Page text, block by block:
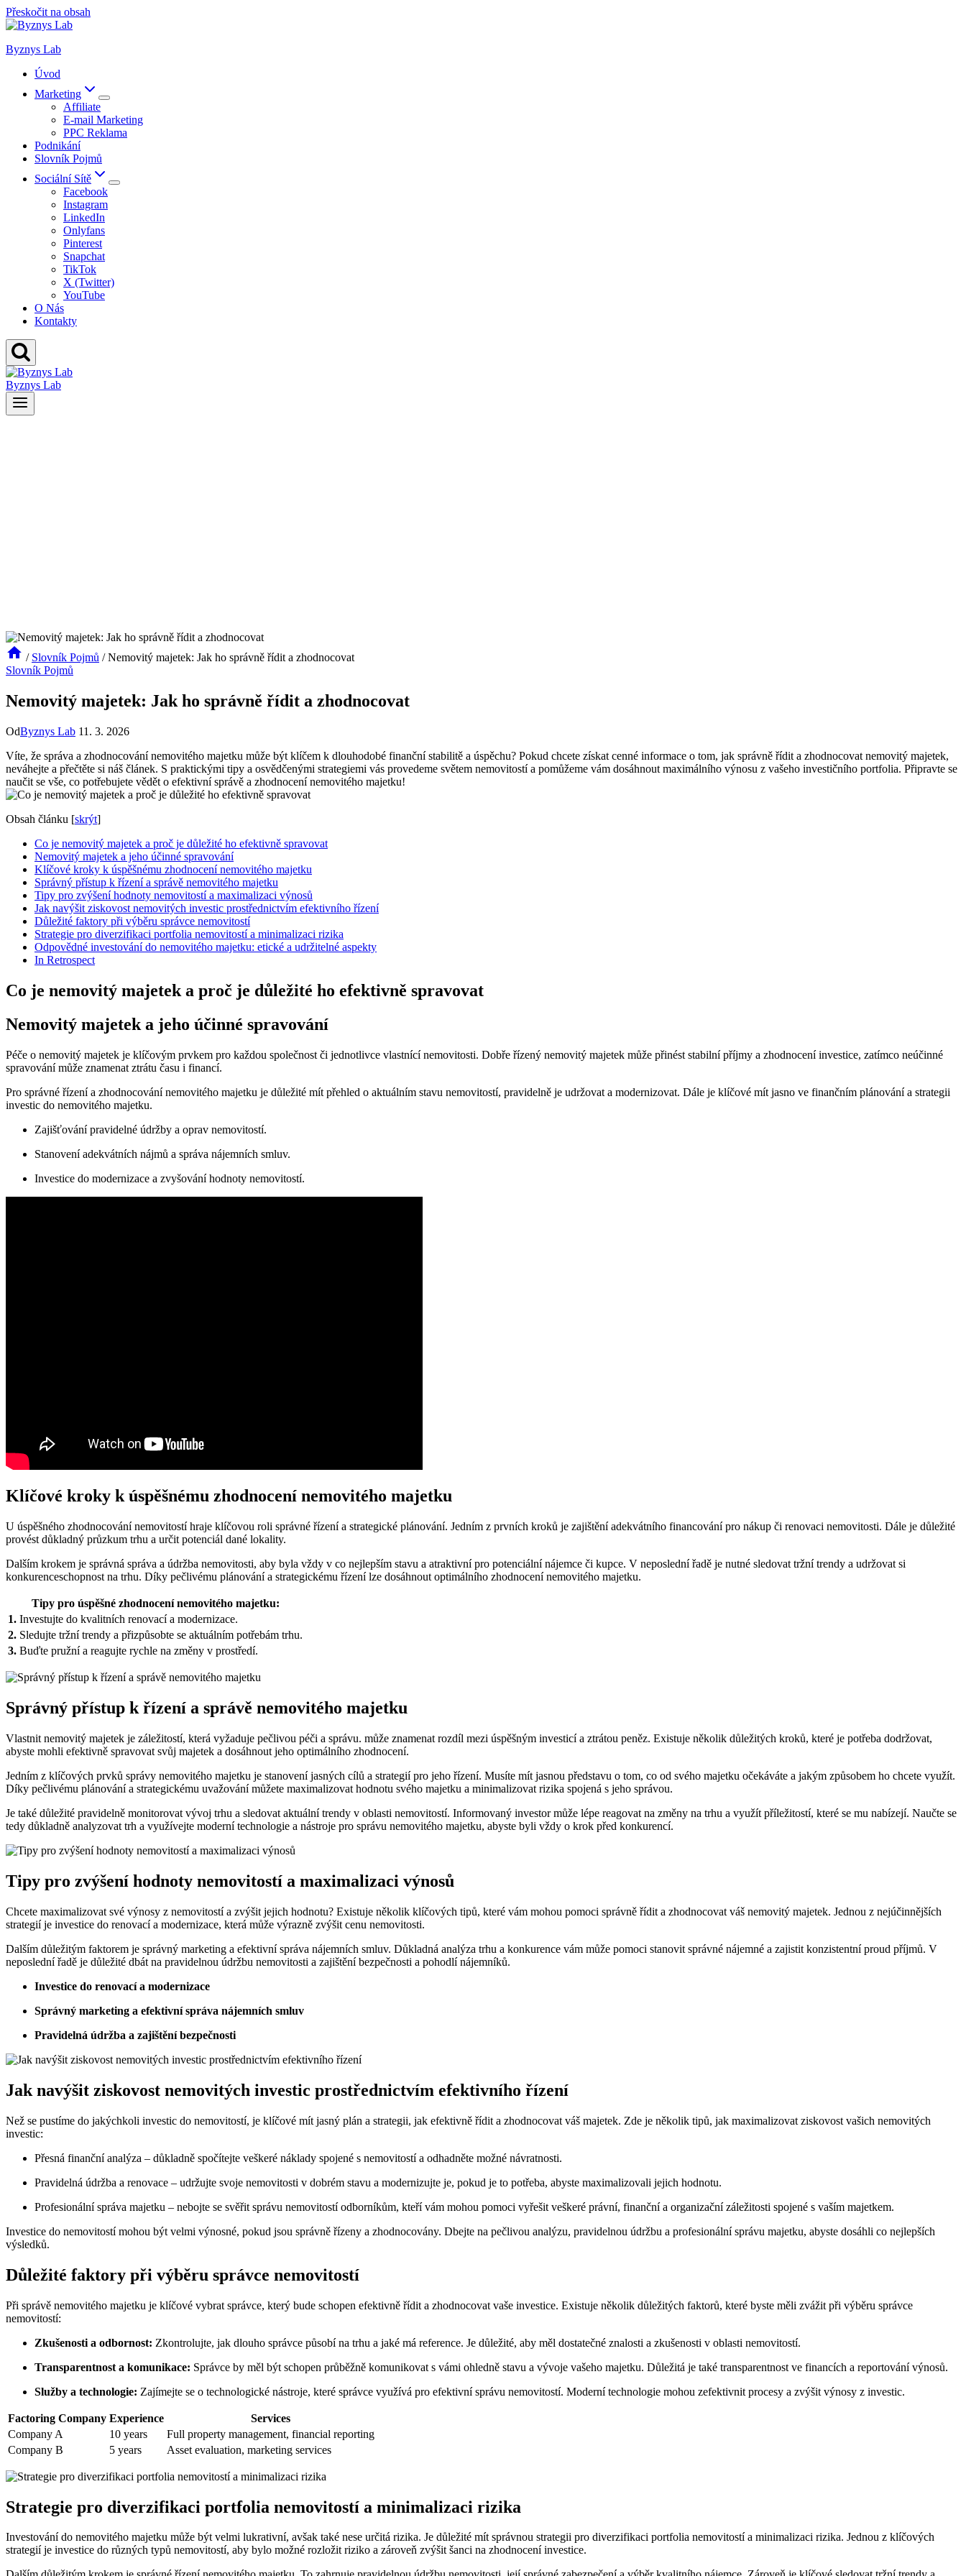
Přeskočit na obsah
Byznys Lab
Úvod
Marketing
Affiliate
E-mail Marketing
PPC Reklama
Podnikání
Slovník Pojmů
Sociální Sítě
Facebook
Instagram
LinkedIn
Onlyfans
Pinterest
Snapchat
TikTok
X (Twitter)
YouTube
O Nás
Kontakty
Byznys Lab
/ Slovník Pojmů / Nemovitý majetek: Jak ho správně řídit a zhodnocovat
Slovník Pojmů
Nemovitý majetek: Jak ho správně řídit a zhodnocovat
OdByznys Lab 11. 3. 2026
Víte, že správa a zhodnocování nemovitého majetku může být klíčem k dlouhodobé finanční stabilitě a úspěchu? Pokud chcete získat cenné informace o tom, jak správně řídit a zhodnocovat nemovitý majetek,
neváhejte a přečtěte si náš článek. S praktickými tipy a osvědčenými strategiemi vás provedeme světem nemovitostí a pomůžeme vám dosáhnout maximálního výnosu z vašeho investičního portfolia. Připravte se
naučit se vše, co potřebujete vědět o efektivní správě a zhodnocení nemovitého majetku!
Obsah článku [skrýt]
Co je nemovitý majetek a proč je důležité ho efektivně spravovat
Nemovitý majetek a jeho účinné spravování
Klíčové kroky k úspěšnému zhodnocení nemovitého majetku
Správný přístup k řízení a správě nemovitého majetku
Tipy pro zvýšení hodnoty nemovitostí a maximalizaci výnosů
Jak navýšit ziskovost nemovitých investic prostřednictvím efektivního řízení
Důležité faktory při výběru správce nemovitostí
Strategie pro diverzifikaci portfolia nemovitostí a minimalizaci rizika
Odpovědné investování do nemovitého majetku: etické a udržitelné aspekty
In Retrospect
Co je nemovitý majetek a proč je důležité ho efektivně spravovat
Nemovitý majetek a jeho účinné spravování
Péče o nemovitý majetek je klíčovým prvkem pro každou společnost či jednotlivce vlastnící nemovitosti. Dobře řízený nemovitý majetek může přinést stabilní příjmy a zhodnocení investice, zatímco neúčinné
spravování může znamenat ztrátu času i financí.
Pro správné řízení a zhodnocování nemovitého majetku je důležité mít přehled o aktuálním stavu nemovitostí, pravidelně je udržovat a modernizovat. Dále je klíčové mít jasno ve finančním plánování a strategii
investic do nemovitého majetku.
Zajišťování pravidelné údržby a oprav nemovitostí.
Stanovení adekvátních nájmů a správa nájemních smluv.
Investice do modernizace a zvyšování hodnoty nemovitostí.
Klíčové kroky k úspěšnému zhodnocení nemovitého majetku
U úspěšného zhodnocování nemovitostí hraje klíčovou roli správné řízení a strategické plánování. Jedním z prvních kroků je zajištění adekvátního financování pro nákup či renovaci nemovitosti. Dále je důležité
provést důkladný průzkum trhu a určit potenciál dané lokality.
Dalším krokem je správná správa a údržba nemovitosti, aby byla vždy v co nejlepším stavu a atraktivní pro potenciální nájemce či kupce. V neposlední řadě je nutné sledovat tržní trendy a udržovat si
konkurenceschopnost na trhu. Díky pečlivému plánování a strategickému řízení lze dosáhnout optimálního zhodnocení nemovitého majetku.
Tipy pro úspěšné zhodnocení nemovitého majetku:
1. Investujte do kvalitních renovací a modernizace.
2. Sledujte tržní trendy a přizpůsobte se aktuálním potřebám trhu.
3. Buďte pružní a reagujte rychle na změny v prostředí.
Správný přístup k řízení a správě nemovitého majetku
Vlastnit nemovitý majetek je záležitostí, která vyžaduje pečlivou péči a správu. může znamenat rozdíl mezi úspěšným investicí a ztrátou peněz. Existuje několik důležitých kroků, které je potřeba dodržovat,
abyste mohli efektivně spravovat svůj majetek a dosáhnout jeho optimálního zhodnocení.
Jedním z klíčových prvků správy nemovitého majetku je stanovení jasných cílů a strategií pro jeho řízení. Musíte mít jasnou představu o tom, co od svého majetku očekáváte a jakým způsobem ho chcete využít.
Díky pečlivému plánování a strategickému uvažování můžete maximalizovat hodnotu svého majetku a minimalizovat rizika spojená s jeho správou.
Je také důležité pravidelně monitorovat vývoj trhu a sledovat aktuální trendy v oblasti nemovitostí. Informovaný investor může lépe reagovat na změny na trhu a využít příležitostí, které se mu nabízejí. Naučte se
tedy důkladně analyzovat trh a využívejte moderní technologie a nástroje pro správu nemovitého majetku, abyste byli vždy o krok před konkurencí.
Tipy pro zvýšení hodnoty nemovitostí a maximalizaci výnosů
Chcete maximalizovat své výnosy z nemovitostí a zvýšit jejich hodnotu? Existuje několik klíčových tipů, které vám mohou pomoci správně řídit a zhodnocovat váš nemovitý majetek. Jednou z nejúčinnějších
strategií je investice do renovací a modernizace, která může výrazně zvýšit cenu nemovitosti.
Dalším důležitým faktorem je správný marketing a efektivní správa nájemních smluv. Důkladná analýza trhu a konkurence vám může pomoci stanovit správné nájemné a zajistit konzistentní proud příjmů. V
neposlední řadě je důležité dbát na pravidelnou údržbu nemovitosti a zajištění bezpečnosti a pohodlí nájemníků.
Investice do renovací a modernizace
Správný marketing a efektivní správa nájemních smluv
Pravidelná údržba a zajištění bezpečnosti
Jak navýšit ziskovost nemovitých investic prostřednictvím efektivního řízení
Než se pustíme do jakýchkoli investic do nemovitostí, je klíčové mít jasný plán a strategii, jak efektivně řídit a zhodnocovat váš majetek. Zde je několik tipů, jak maximalizovat ziskovost vašich nemovitých
investic:
Přesná finanční analýza – důkladně spočítejte veškeré náklady spojené s nemovitostí a odhadněte možné návratnosti.
Pravidelná údržba a renovace – udržujte svoje nemovitosti v dobrém stavu a modernizujte je, pokud je to potřeba, abyste maximalizovali jejich hodnotu.
Profesionální správa majetku – nebojte se svěřit správu nemovitostí odborníkům, kteří vám mohou pomoci vyřešit veškeré právní, finanční a organizační záležitosti spojené s vaším majetkem.
Investice do nemovitostí mohou být velmi výnosné, pokud jsou správně řízeny a zhodnocovány. Dbejte na pečlivou analýzu, pravidelnou údržbu a profesionální správu majetku, abyste dosáhli co nejlepších
výsledků.
Důležité faktory při výběru správce nemovitostí
Při správě nemovitého majetku je klíčové vybrat správce, který bude schopen efektivně řídit a zhodnocovat vaše investice. Existuje několik důležitých faktorů, které byste měli zvážit při výběru správce
nemovitostí:
Zkušenosti a odbornost: Zkontrolujte, jak dlouho správce působí na trhu a jaké má reference. Je důležité, aby měl dostatečné znalosti a zkušenosti v oblasti nemovitostí.
Transparentnost a komunikace: Správce by měl být schopen průběžně komunikovat s vámi ohledně stavu a vývoje vašeho majetku. Důležitá je také transparentnost ve financích a reportování výnosů.
Služby a technologie: Zajímejte se o technologické nástroje, které správce využívá pro efektivní správu nemovitostí. Moderní technologie mohou zefektivnit procesy a zvýšit výnosy z investic.
Factoring Company Experience
Services
Company A
10 years
Full property management, financial reporting
Company B
5 years Asset evaluation, marketing services
Strategie pro diverzifikaci portfolia nemovitostí a minimalizaci rizika
Investování do nemovitého majetku může být velmi lukrativní, avšak také nese určitá rizika. Je důležité mít správnou strategii pro diverzifikaci portfolia nemovitostí a minimalizaci rizika. Jednou z klíčových
strategií je investice do různých typů nemovitostí, aby bylo možné rozložit riziko a zároveň zvýšit šanci na zhodnocení investice.